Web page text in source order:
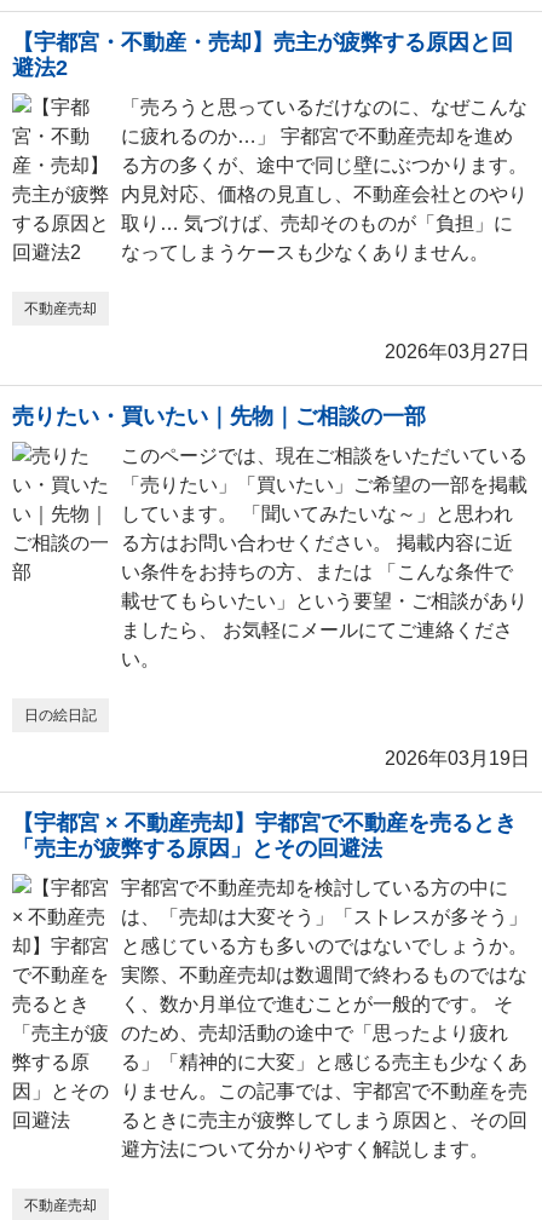
【宇都宮・不動産・売却】売主が疲弊する原因と回
避法2
「売ろうと思っているだけなのに、なぜこんな
に疲れるのか…」 宇都宮で不動産売却を進め
る方の多くが、途中で同じ壁にぶつかります。
内見対応、価格の見直し、不動産会社とのやり
取り… 気づけば、売却そのものが「負担」に
なってしまうケースも少なくありません。
不動産売却
2026年03月27日
売りたい・買いたい｜先物｜ご相談の一部
このページでは、現在ご相談をいただいている
「売りたい」「買いたい」ご希望の一部を掲載
しています。 「聞いてみたいな～」と思われ
る方はお問い合わせください。 掲載内容に近
い条件をお持ちの方、または 「こんな条件で
載せてもらいたい」という要望・ご相談があり
ましたら、 お気軽にメールにてご連絡くださ
い。
日の絵日記
2026年03月19日
【宇都宮 × 不動産売却】宇都宮で不動産を売るとき
「売主が疲弊する原因」とその回避法
宇都宮で不動産売却を検討している方の中に
は、「売却は大変そう」「ストレスが多そう」
と感じている方も多いのではないでしょうか。
実際、不動産売却は数週間で終わるものではな
く、数か月単位で進むことが一般的です。 そ
のため、売却活動の途中で「思ったより疲れ
る」「精神的に大変」と感じる売主も少なくあ
りません。この記事では、宇都宮で不動産を売
るときに売主が疲弊してしまう原因と、その回
避方法について分かりやすく解説します。
不動産売却